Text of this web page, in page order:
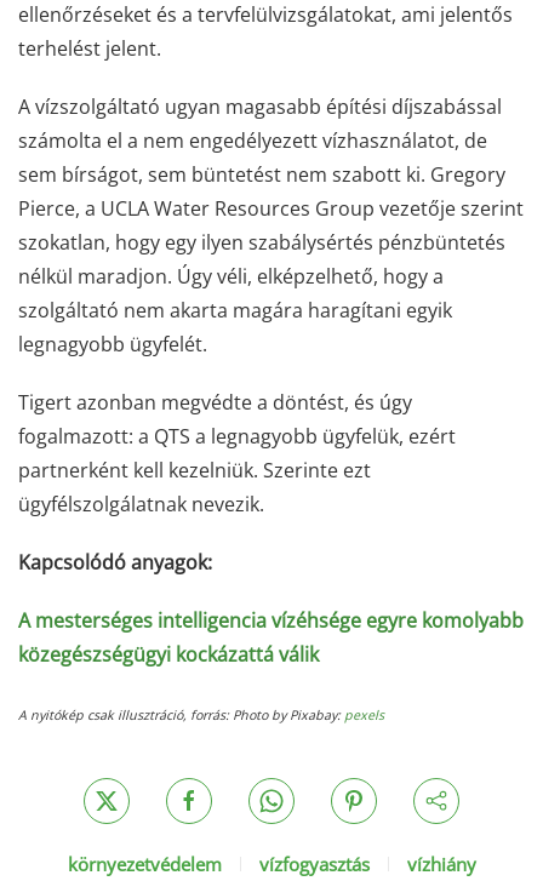
ellenőrzéseket és a tervfelülvizsgálatokat, ami jelentős
terhelést jelent.
A vízszolgáltató ugyan magasabb építési díjszabással
számolta el a nem engedélyezett vízhasználatot, de
sem bírságot, sem büntetést nem szabott ki. Gregory
Pierce, a UCLA Water Resources Group vezetője szerint
szokatlan, hogy egy ilyen szabálysértés pénzbüntetés
nélkül maradjon. Úgy véli, elképzelhető, hogy a
szolgáltató nem akarta magára haragítani egyik
legnagyobb ügyfelét.
Tigert azonban megvédte a döntést, és úgy
fogalmazott: a QTS a legnagyobb ügyfelük, ezért
partnerként kell kezelniük. Szerinte ezt
ügyfélszolgálatnak nevezik.
Kapcsolódó anyagok:
A mesterséges intelligencia vízéhsége egyre komolyabb
közegészségügyi kockázattá válik
A nyitókép csak illusztráció, forrás: Photo by Pixabay: pexels
környezetvédelem vízfogyasztás
vízhiány